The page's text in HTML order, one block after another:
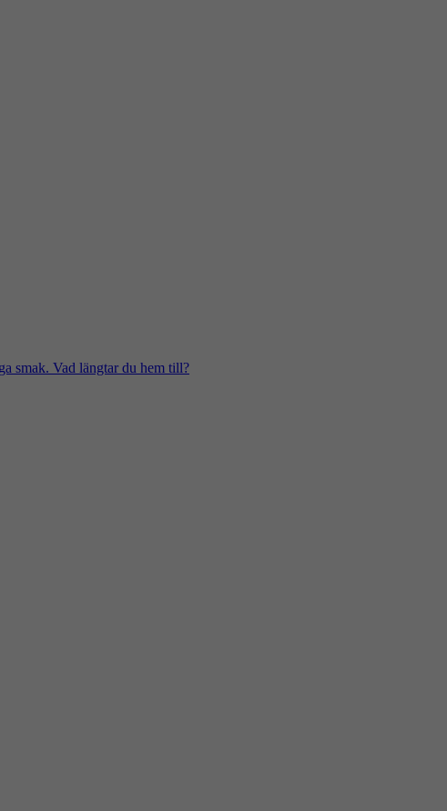
smak. Vad längtar du hem till?